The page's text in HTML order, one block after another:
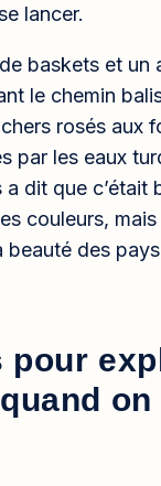
lancer.
baskets et un
le chemin
rosés aux
par les eaux
dit que c’était
couleurs, mais
beauté des
pour
on